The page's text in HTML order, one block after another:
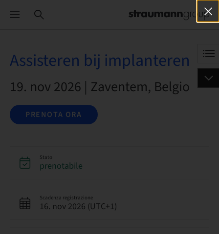
Assisteren bij implanteren
19. nov 2026 | Zaventem, Belgio
PRENOTA ORA
Stato
prenotabile
Scadenza registrazione
16. nov 2026 (UTC+1)